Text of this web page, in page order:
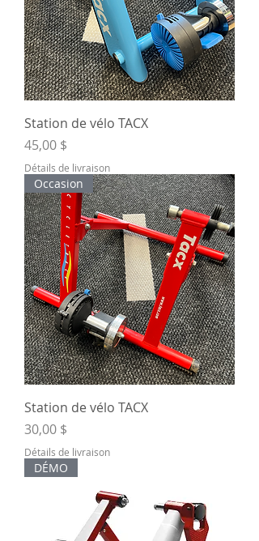
Station de vélo TACX
Prix
45,00 $
Détails de livraison
Occasion
Station de vélo TACX
Prix
30,00 $
Détails de livraison
DÉMO